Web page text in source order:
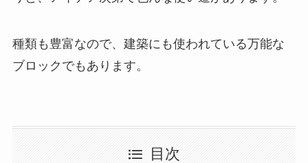
種類も豊富なので、建築にも使われている万能な
ブロックでもあります。
目次